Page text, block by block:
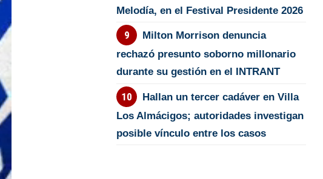
Melodía, en el Festival Presidente 2026
Milton Morrison denuncia
rechazó presunto soborno millonario
durante su gestión en el INTRANT
Hallan un tercer cadáver en Villa
Los Almácigos; autoridades investigan
posible vínculo entre los casos